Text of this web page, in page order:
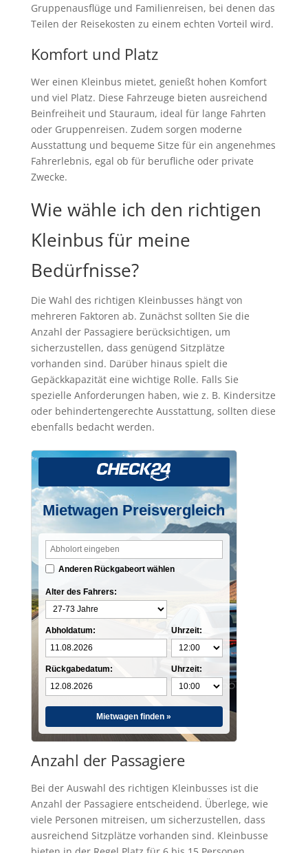
Gruppenausflüge und Familienreisen, bei denen das
Teilen der Reisekosten zu einem echten Vorteil wird.
Komfort und Platz
Wer einen Kleinbus mietet, genießt hohen Komfort
und viel Platz. Diese Fahrzeuge bieten ausreichend
Beinfreiheit und Stauraum, ideal für lange Fahrten
oder Gruppenreisen. Zudem sorgen moderne
Ausstattung und bequeme Sitze für ein angenehmes
Fahrerlebnis, egal ob für berufliche oder private
Zwecke.
Wie wähle ich den richtigen
Kleinbus für meine
Bedürfnisse?
Die Wahl des richtigen Kleinbusses hängt von
mehreren Faktoren ab. Zunächst sollten Sie die
Anzahl der Passagiere berücksichtigen, um
sicherzustellen, dass genügend Sitzplätze
vorhanden sind. Darüber hinaus spielt die
Gepäckkapazität eine wichtige Rolle. Falls Sie
spezielle Anforderungen haben, wie z. B. Kindersitze
oder behindertengerechte Ausstattung, sollten diese
ebenfalls bedacht werden.
Mietwagen Preisvergleich
Anderen Rückgabeort wählen
Alter des Fahrers:
Abholdatum:
Rückgabedatum:
Uhrzeit:
Uhrzeit:
Mietwagen finden »
Anzahl der Passagiere
Bei der Auswahl des richtigen Kleinbusses ist die
Anzahl der Passagiere entscheidend. Überlege, wie
viele Personen mitreisen, um sicherzustellen, dass
ausreichend Sitzplätze vorhanden sind. Kleinbusse